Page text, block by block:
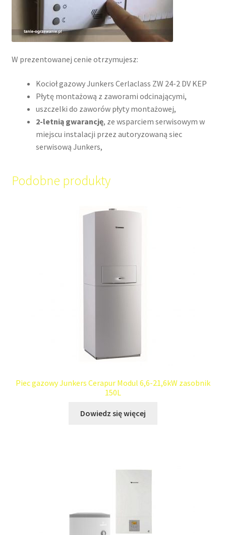
W prezentowanej cenie otrzymujesz:
Kocioł gazowy Junkers Cerlaclass ZW 24-2 DV KEP
Płytę montażową z zaworami odcinającymi,
uszczelki do zaworów płyty montażowej,
2-letnią gwarancję, ze wsparciem serwisowym w
miejscu instalacji przez autoryzowaną siec
serwisową Junkers,
Podobne produkty
Piec gazowy Junkers Cerapur Modul 6,6-21,6kW zasobnik
150L
Dowiedz się więcej